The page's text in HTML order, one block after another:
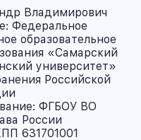
Владимирович
Федеральное
образовательное
«Самарский
университет»
Российской
ФГБОУ ВО
России
631701001